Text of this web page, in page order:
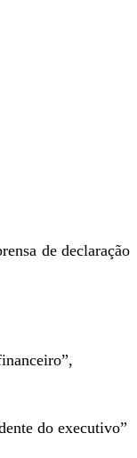
de declaração
do executivo”